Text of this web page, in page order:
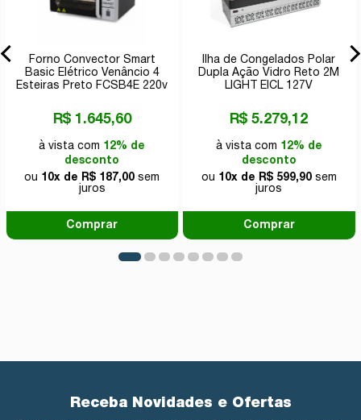
Forno Convector Smart
Basic Elétrico Venâncio 4
Esteiras Preto FCSB4E 220v
R$ 1.645,60
à vista com 12% de
desconto
ou 10x de R$ 187,00 sem
juros
Comprar
Ilha de Congelados Polar
Dupla Ação Vidro Reto 2M
LIGHT EICL 127V
R$ 5.279,12
à vista com 12% de
desconto
ou 10x de R$ 599,90sem
juros
Comprar
Receba Novidades e Ofertas